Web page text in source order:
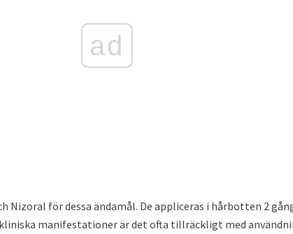
ad
Nizoral för dessa ändamål. De appliceras i hårbotten 2
manifestationer är det ofta tillräckligt med